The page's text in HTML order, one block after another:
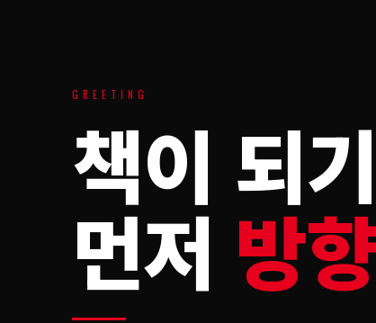
GREETING
책이 되
먼저 방향